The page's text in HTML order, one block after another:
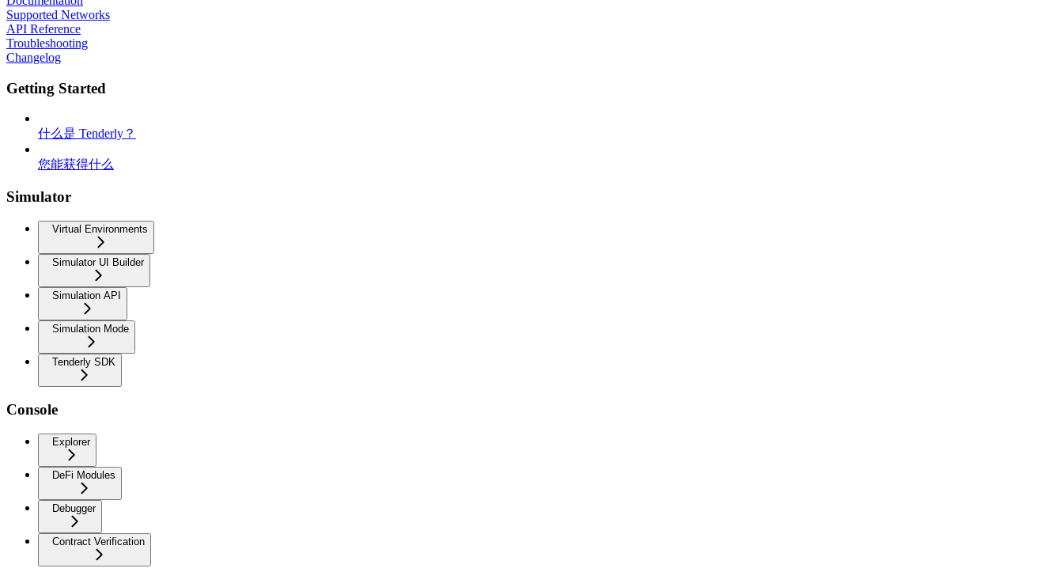
Supported Networks
API Reference
Troubleshooting
Changelog
Getting Started
什么是 Tenderly？
您能获得什么
Simulator
Virtual Environments
Simulator UI Builder
Simulation API
Simulation Mode
Tenderly SDK
Console
Explorer
DeFi Modules
Debugger
Contract Verification